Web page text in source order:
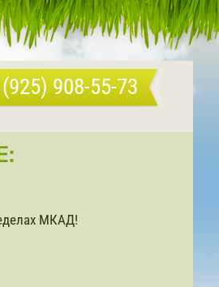
908-55-73
МКАД!